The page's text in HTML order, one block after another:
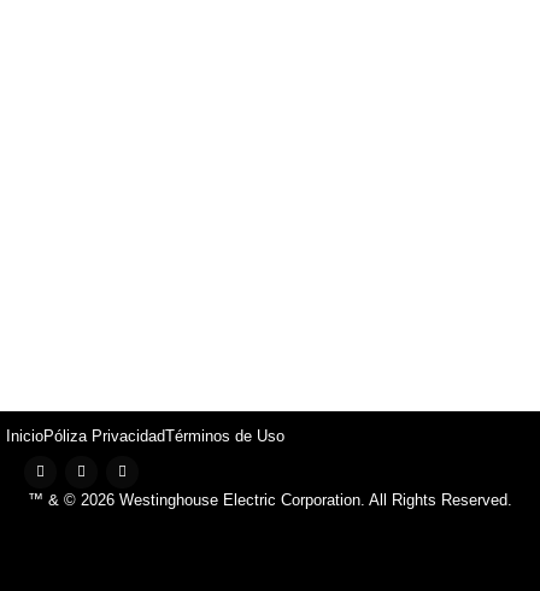
InicioPóliza PrivacidadTérminos de Uso
™ & © 2026 Westinghouse Electric Corporation. All Rights Reserved.